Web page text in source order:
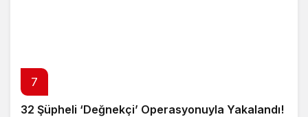
7
32 Şüpheli ‘Değnekçi’ Operasyonuyla Yakalandı!